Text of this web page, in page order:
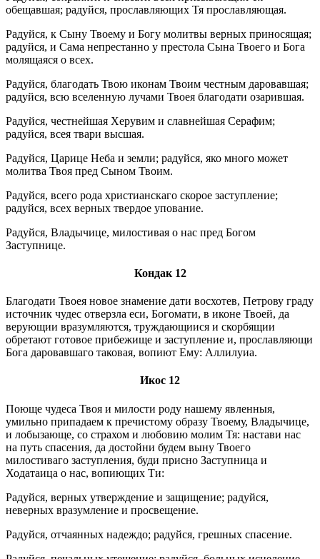
обещавшая; радуйся, прославляющих Тя прославляющая.
Радуйся, к Сыну Твоему и Богу молитвы верных приносящая;
радуйся, и Сама непрестанно у престола Сына Твоего и Бога
молящаяся о всех.
Радуйся, благодать Твою иконам Твоим честным даровавшая;
радуйся, всю вселенную лучами Твоея благодати озарившая.
Радуйся, честнейшая Херувим и славнейшая Серафим;
радуйся, всея твари высшая.
Радуйся, Царице Неба и земли; радуйся, яко много может
молитва Твоя пред Сыном Твоим.
Радуйся, всего рода христианскаго скорое заступление;
радуйся, всех верных твердое упование.
Радуйся, Владычице, милостивая о нас пред Богом
Заступнице.
Кондак 12
Благодати Твоея новое знамение дати восхотев, Петрову граду
источник чудес отверзла еси, Богомати, в иконе Твоей, да
верующии вразумляются, труждающиися и скорбящии
обретают готовое прибежище и заступление и, прославляющи
Бога даровавшаго таковая, вопиют Ему: Аллилуиа.
Икос 12
Поюще чудеса Твоя и милости роду нашему явленныя,
умильно припадаем к пречистому образу Твоему, Владычице,
и лобызающе, со страхом и любовию молим Тя: настави нас
на путь спасения, да достойни будем выну Твоего
милостиваго заступления, буди присно Заступница и
Ходатаица о нас, вопиющих Ти:
Радуйся, верных утверждение и защищение; радуйся,
неверных вразумление и просвещение.
Радуйся, отчаянных надеждо; радуйся, грешных спасение.